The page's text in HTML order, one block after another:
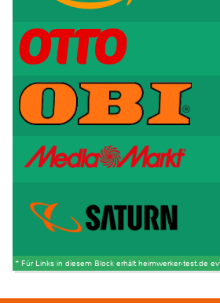
* Für Links in diesem Block erhält heimwerker-test.de